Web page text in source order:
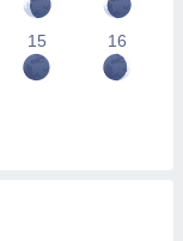
15 16